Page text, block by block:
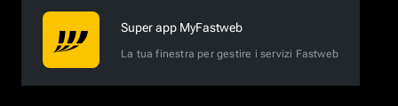
Super app MyFastweb
La tua finestra per gestire i servizi Fastweb